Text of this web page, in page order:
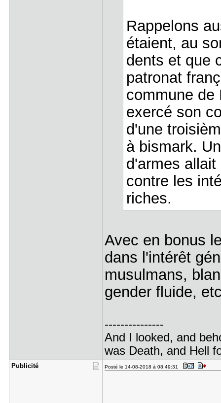
Rappelons
étaient, au
dents et que
patronat
commune de
exercé son
d'une
à bismark.
d'armes
contre les
riches.
Avec en bonus
dans l'intérêt
musulmans,
gender fluide,
---------------
And I looked, and
was Death, and Hell
Publicité Posté le 14-08-2018 à 08:49:31